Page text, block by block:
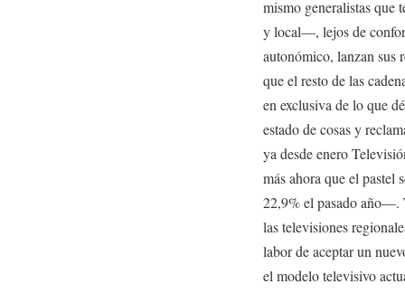
mismo generalistas que
y local—, lejos de
autonómico, lanzan sus
que el resto de las
en exclusiva de lo que
estado de cosas y
ya desde enero
más ahora que el
22,9% el pasado año—.
las televisiones
labor de aceptar un
el modelo televisivo